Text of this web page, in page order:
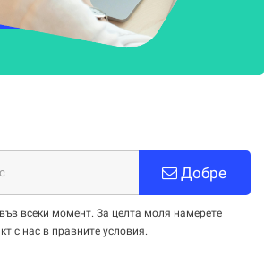
НАУЧЕТЕ ПОВЕЧЕ
Добре
всеки момент. За целта моля намерете
с нас в правните условия.